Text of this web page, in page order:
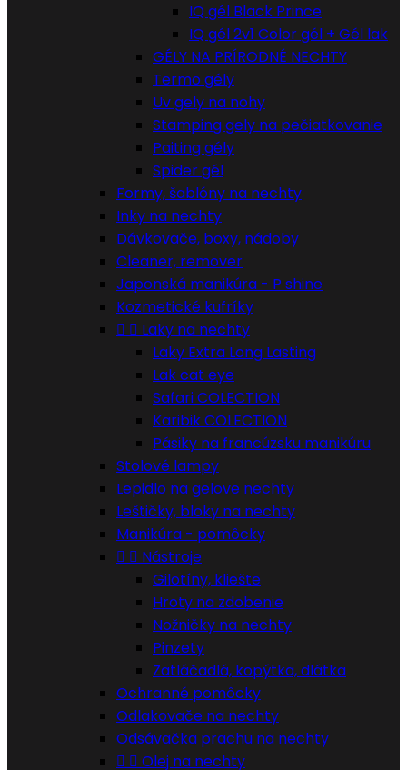
IQ gél Black Prince
IQ gél 2v1 Color gél + Gél lak
GÉLY NA PRÍRODNÉ NECHTY
Termo gély
Uv gely na nohy
Stamping gely na pečiatkovanie
Paiting gély
Spider gél
Formy, šablóny na nechty
Inky na nechty
Dávkovače, boxy, nádoby
Cleaner, remover
Japonská manikúra - P shine
Kozmetické kufríky
  Laky na nechty
Laky Extra Long Lasting
Lak cat eye
Safari COLECTION
Karibik COLECTION
Pásiky na francúzsku manikúru
Stolové lampy
Lepidlo na gelove nechty
Leštičky, bloky na nechty
Manikúra - pomôcky
  Nástroje
Gilotíny, kliešte
Hroty na zdobenie
Nožničky na nechty
Pinzety
Zatláčadlá, kopýtka, dlátka
Ochranné pomôcky
Odlakovače na nechty
Odsávačka prachu na nechty
  Olej na nechty